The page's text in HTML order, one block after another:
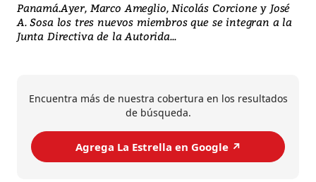
Panamá.Ayer, Marco Ameglio, Nicolás Corcione y José
A. Sosa los tres nuevos miembros que se integran a la
Junta Directiva de la Autorida...
Encuentra más de nuestra cobertura en los resultados
de búsqueda.
Agrega La Estrella en Google ↗️